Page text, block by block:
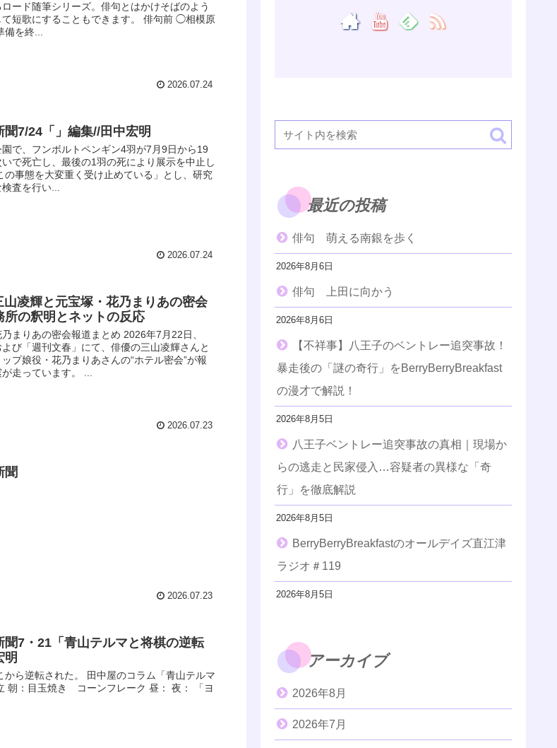
ード随筆シリーズ。俳句とはかけそばのよう
て短歌にすることもできます。 俳句前 ◯相模原
を終...
2026.07.24
聞7/24「」編集//田中宏明
で、フンボルトペンギン4羽が7月9日から19
で死亡し、最後の1羽の死により展示を中止し
の事態を大変重く受け止めている」とし、研究
査を行い...
2026.07.24
山凌輝と元宝塚・花乃まりあの密会
所の釈明とネットの反応
まりあの密会報道まとめ 2026年7月22日、
よび「週刊文春」にて、俳優の三山凌輝さんと
プ娘役・花乃まりあさんの“ホテル密会”が報
走っています。 ...
2026.07.23
聞
2026.07.23
聞7・21「青山テルマと将棋の逆転
明
から逆転された。 田中屋のコラム「青山テルマ
朝：目玉焼き コーンフレーク 昼： 夜： 「ヨ
最近の投稿
俳句 萌える南銀を歩く
2026年8月6日
俳句 上田に向かう
2026年8月6日
【不祥事】八王子のベントレー追突事故！
暴走後の「謎の奇行」をBerryBerryBreakfast
の漫才で解説！
2026年8月5日
八王子ベントレー追突事故の真相｜現場か
らの逃走と民家侵入…容疑者の異様な「奇
行」を徹底解説
2026年8月5日
BerryBerryBreakfastのオールデイズ直江津
ラジオ＃119
2026年8月5日
アーカイブ
2026年8月
2026年7月